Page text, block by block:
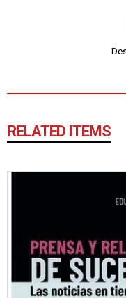
RELATED ITEMS